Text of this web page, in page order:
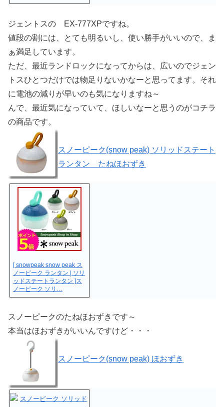
ジェントスの EX-777XPですね。
値段の割には、とても明るいし、使い勝手がいいので、ま
ぁ満足しています。
ただ、最近ランドロックになってからは、広いのでジェン
トスひとつだけでは物足りないかなーと思ってます。それ
に電池の減りが早いのも気になりますね～
んで、最近気になっていて、ほしいなーと思うのがコチラ
の商品です。
スノーピーク(snow peak) ソリッドステート
ランタン たねほおずき
[ snowpeak snow peak ス
ノーピーク ランタン | ソリ
ッドステートランタン ]ス
ノーピーク ソリ…
スノーピークのたねほおずきです～
本当はほおずきがいいんですけど・・・
スノーピーク(snow peak) ほおずき